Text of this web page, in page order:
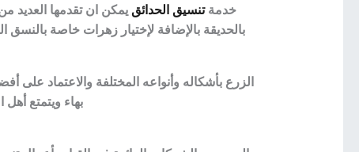
خدمةتنسيق الحدائقيمكن ان تقدمها
بالحديقة بالإضافة لإختيار زهرات خاصة
الزرع بأشكاله وأنواعه المختلفة والاعتماد
بهاء ويتمتع أهل